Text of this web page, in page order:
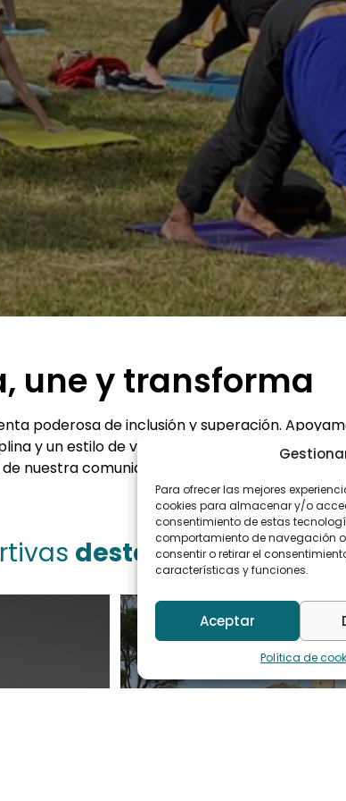
Para ofrecer las mejores
cookies para almacenar y/o
consentimiento de estas
comportamiento de navegación
consentir o retirar el
características y funciones.
Aceptar
Política de
une y transforma
poderosa de inclusión y superación.
y un estilo de vida saludable, contribuyendo
nuestra comunidad.
destacadas